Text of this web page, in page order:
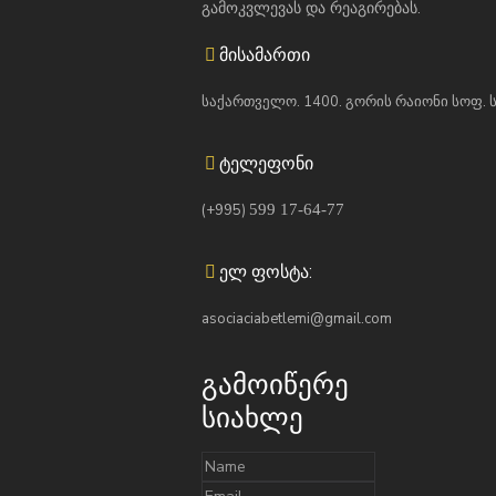
გამოკვლევას და რეაგირებას.
მისამართი
საქართველო. 1400. გორის რაიონი სოფ.
ტელეფონი
(+995) 599 17-64-77
ელ ფოსტა:
asociaciabetlemi@gmail.com
გამოიწერე
სიახლე